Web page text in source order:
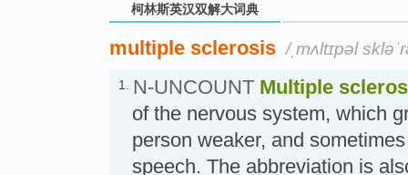
柯林斯英汉双解大词典
multiple sclerosis /ˌmʌltɪpəl
1. N-UNCOUNT Multiple
of the nervous system, which
person weaker, and
speech. The abbreviation is